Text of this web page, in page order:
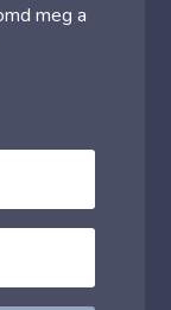
meg a